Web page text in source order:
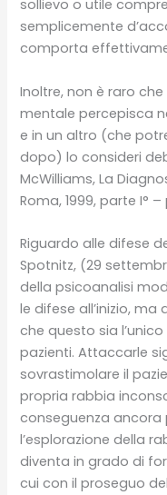
sollievo o utile
semplicemente
comporta
Inoltre, non è raro
mentale percepisca
e in un altro (che
dopo) lo consideri
McWilliams, La
Roma, 1999, parte I°
Riguardo alle difese
Spotnitz, (29
della psicoanalisi
le difese all’inizio,
che questo sia
pazienti. Attaccarle
sovrastimolare il
propria rabbia
conseguenza ancora
l’esplorazione della
diventa in grado di
cui con il proseguo